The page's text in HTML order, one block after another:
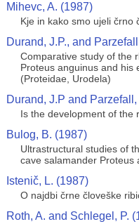
Mihevc, A. (1987)
Kje in kako smo ujeli črno
Durand, J.P., and
Comparative study of the
Proteus anguinus and his
(Proteidae, Urodela)
Durand, J.P and
Is the development of the
Bulog, B. (1987)
Ultrastructural studies of
cave salamander Proteus
Istenič, L. (1987)
O najdbi črne človeške
Roth, A. and Schlegel, P.